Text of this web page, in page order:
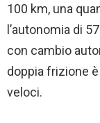
100 km, una
l’autonomia di
con cambio
doppia frizione
veloci.